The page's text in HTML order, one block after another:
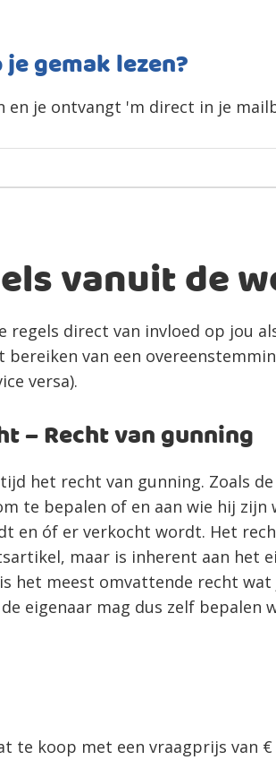
gemak lezen?
en je ontvangt 'm direct in je
vanuit de
regels direct van invloed op jou
bereiken van een
versa).
– Recht van gunning
het recht van gunning. Zoals
te bepalen of en aan wie hij zijn
en óf er verkocht wordt. Het
maar is inherent aan het
is het meest omvattende recht
eigenaar mag dus zelf
te koop met een vraagprijs van €